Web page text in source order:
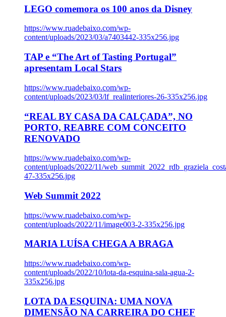
LEGO comemora os 100 anos da Disney
https://www.ruadebaixo.com/wp-
content/uploads/2023/03/a7403442-335x256.jpg
TAP e “The Art of Tasting Portugal”
apresentam Local Stars
https://www.ruadebaixo.com/wp-
content/uploads/2023/03/lf_realinteriores-26-335x256.jpg
“REAL BY CASA DA CALÇADA”, NO
PORTO, REABRE COM CONCEITO
RENOVADO
https://www.ruadebaixo.com/wp-
content/uploads/2022/11/
47-335x256.jpg
Web Summit 2022
https://www.ruadebaixo.com/wp-
content/uploads/2022/11/image003-2-335x256.jpg
MARIA LUÍSA CHEGA A BRAGA
https://www.ruadebaixo.com/wp-
content/uploads/2022/10/lota-da-esquina-sala-agua-2-
335x256.jpg
LOTA DA ESQUINA: UMA NOVA
DIMENSÃO NA CARREIRA DO CHEF